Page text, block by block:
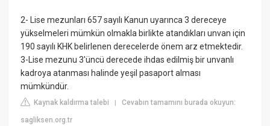
2- Lise mezunları 657 sayılı Kanun uyarınca 3 dereceye
yükselmeleri mümkün olmakla birlikte atandıkları unvan için
190 sayılı KHK belirlenen derecelerde önem arz etmektedir.
3-Lise mezunu 3'üncü derecede ihdas edilmiş bir unvanlı
kadroya atanması halinde yeşil pasaport alması
mümkündür.
Kaynak kaldırma talebi |Cevabın tamamını burada okuyun:
sagliksen.org.tr